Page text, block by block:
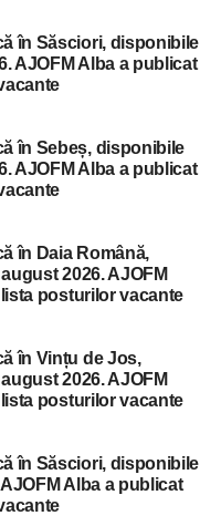
în Săsciori, disponibile
AJOFM Alba a publicat
în Sebeș, disponibile
AJOFM Alba a publicat
în Daia Română,
2026. AJOFM
posturilor vacante
în Vințu de Jos,
2026. AJOFM
posturilor vacante
în Săsciori, disponibile
AJOFM Alba a publicat